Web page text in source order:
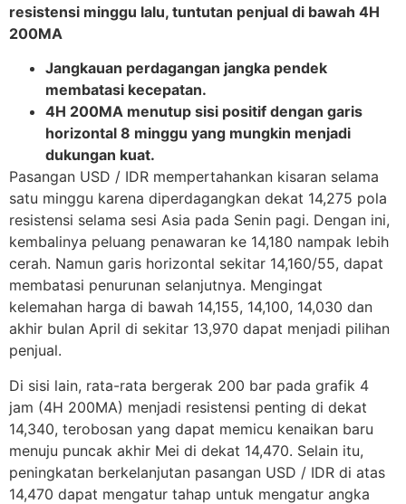
resistensi minggu lalu, tuntutan penjual di bawah 4H
200MA
Jangkauan perdagangan jangka pendek
membatasi kecepatan.
4H 200MA menutup sisi positif dengan garis
horizontal 8 minggu yang mungkin menjadi
dukungan kuat.
Pasangan USD / IDR mempertahankan kisaran selama
satu minggu karena diperdagangkan dekat 14,275 pola
resistensi selama sesi Asia pada Senin pagi. Dengan ini,
kembalinya peluang penawaran ke 14,180 nampak lebih
cerah. Namun garis horizontal sekitar 14,160/55, dapat
membatasi penurunan selanjutnya. Mengingat
kelemahan harga di bawah 14,155, 14,100, 14,030 dan
akhir bulan April di sekitar 13,970 dapat menjadi pilihan
penjual.
Di sisi lain, rata-rata bergerak 200 bar pada grafik 4
jam (4H 200MA) menjadi resistensi penting di dekat
14,340, terobosan yang dapat memicu kenaikan baru
menuju puncak akhir Mei di dekat 14,470. Selain itu,
peningkatan berkelanjutan pasangan USD / IDR di atas
14,470 dapat mengatur tahap untuk mengatur angka